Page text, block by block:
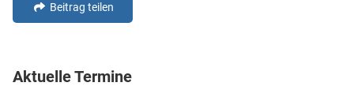
Beitrag teilen
Aktuelle Termine